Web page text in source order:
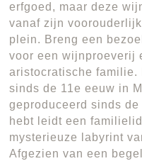
erfgoed, maar deze
vanaf zijn
plein. Breng een
voor een wijnproeverij
aristocratische familie.
sinds de 11e eeuw in
geproduceerd sinds
hebt leidt een
mysterieuze labyrint
Afgezien van een